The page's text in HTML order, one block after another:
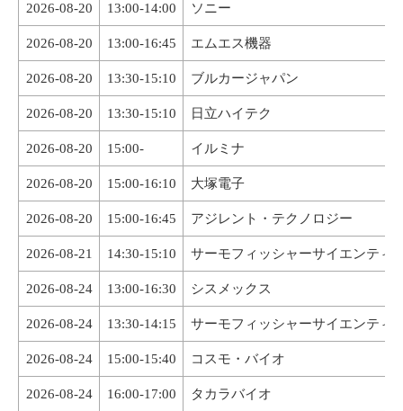
2026-08-20 13:00-14:00 ソニー
2026-08-20 13:00-16:45 エムエス機器
2026-08-20 13:30-15:10 ブルカージャパン
2026-08-20 13:30-15:10 日立ハイテク
2026-08-20 15:00- イルミナ
2026-08-20 15:00-16:10 大塚電子
2026-08-20 15:00-16:45 アジレント・テクノロジー
2026-08-21 14:30-15:10 サーモフィッシャーサイエンティ
2026-08-24 13:00-16:30 シスメックス
2026-08-24 13:30-14:15 サーモフィッシャーサイエンティ
2026-08-24 15:00-15:40 コスモ・バイオ
2026-08-24 16:00-17:00 タカラバイオ